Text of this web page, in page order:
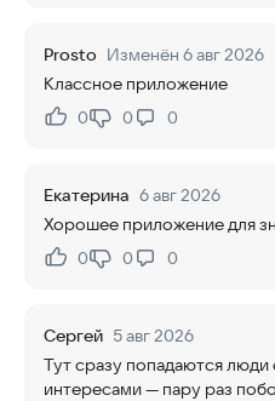
Prosto Изменён 6 авг 2026
Классное приложение
Нравится:
0Не нравится:
0 0
Екатерина 6 авг 2026
Хорошее приложение для
Нравится:
0Не нравится:
0 0
Сергей 5 авг 2026
Тут сразу попадаются
интересами — пару раз